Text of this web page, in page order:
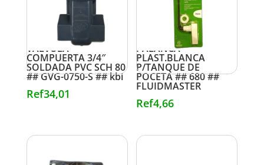
VALVULA
COMPUERTA 3/4″
SOLDADA PVC SCH 80
## GVG-0750-S ## kbi
Ref34,01
PALANCA
PLAST.BLANCA
P/TANQUE DE
POCETA ## 680 ##
FLUIDMASTER
Ref4,66